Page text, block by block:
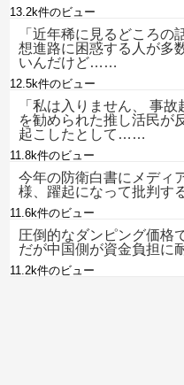
13.2k件のビュー
「近年稀に見るどころ
想進路に困惑する人が多
いんだけど……
12.5k件のビュー
「私は入りません、 事
を勧められた推し活民が
起こしたとして……
11.8k件のビュー
今年の防衛白書にメディ
様、躍起になって批判
11.6k件のビュー
圧倒的なダンピング価格
だが中国側が資金負担
11.2k件のビュー